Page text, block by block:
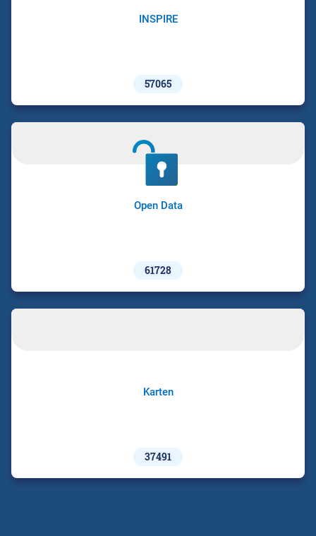
INSPIRE
57065
Open Data
61728
Karten
37491